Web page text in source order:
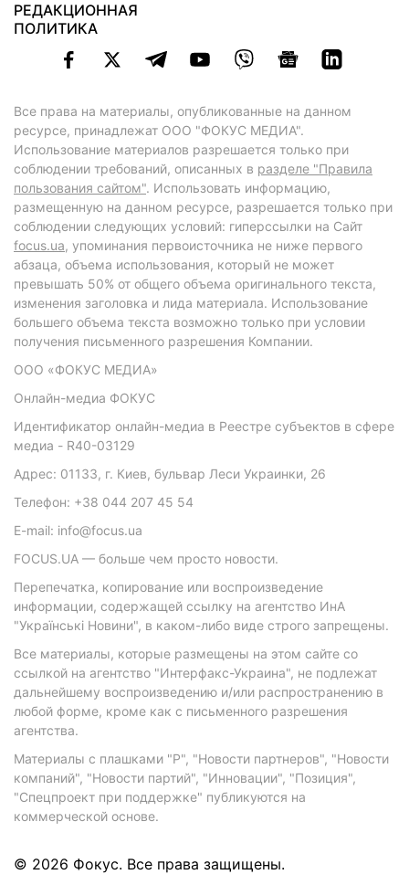
РЕДАКЦИОННАЯ
ПОЛИТИКА
Все права на материалы, опубликованные на данном
ресурсе, принадлежат ООО "ФОКУС МЕДИА".
Использование материалов разрешается только при
соблюдении требований, описанных в разделе "Правила
пользования сайтом". Использовать информацию,
размещенную на данном ресурсе, разрешается только при
соблюдении следующих условий: гиперссылки на Сайт
focus.ua, упоминания первоисточника не ниже первого
абзаца, объема использования, который не может
превышать 50% от общего объема оригинального текста,
изменения заголовка и лида материала. Использование
большего объема текста возможно только при условии
получения письменного разрешения Компании.
ООО «ФОКУС МЕДИА»
Онлайн-медиа ФОКУС
Идентификатор онлайн-медиа в Реестре субъектов в сфере
медиа - R40-03129
Адрес: 01133, г. Киев, бульвар Леси Украинки, 26
Телефон: +38 044 207 45 54
E-mail: info@focus.ua
FOCUS.UA — больше чем просто новости.
Перепечатка, копирование или воспроизведение
информации, содержащей ссылку на агентство ИнА
"Українські Новини", в каком-либо виде строго запрещены.
Все материалы, которые размещены на этом сайте со
ссылкой на агентство "Интерфакс-Украина", не подлежат
дальнейшему воспроизведению и/или распространению в
любой форме, кроме как с письменного разрешения
агентства.
Материалы с плашками "Р", "Новости партнеров", "Новости
компаний", "Новости партий", "Инновации", "Позиция",
"Спецпроект при поддержке" публикуются на
коммерческой основе.
© 2026 Фокус. Все права защищены.